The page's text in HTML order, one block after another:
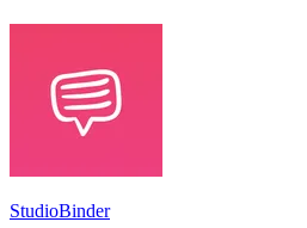
StudioBinder